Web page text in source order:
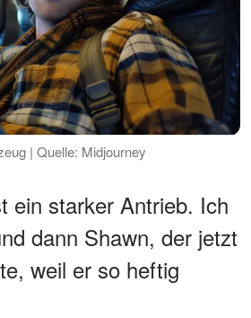
| Quelle: Midjourney
ein starker Antrieb. Ich
dann Shawn, der jetzt
weil er so heftig